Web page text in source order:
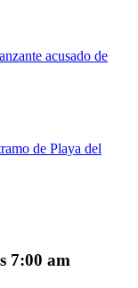
acusado de
de Playa del
7:00 am